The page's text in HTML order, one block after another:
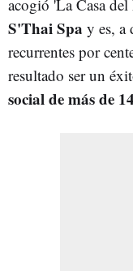
acogió 'La Casa
S'Thai Spa y es, a
recurrentes por
resultado ser un
social de más de